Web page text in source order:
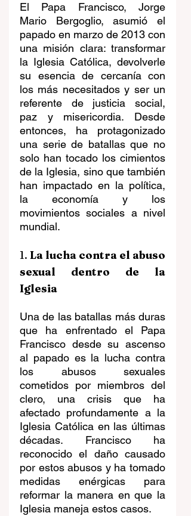
El Papa Francisco, Jorge
Mario Bergoglio, asumió el
papado en marzo de 2013 con
una misión clara: transformar
la Iglesia Católica, devolverle
su esencia de cercanía con
los más necesitados y ser un
referente de justicia social,
paz y misericordia. Desde
entonces, ha protagonizado
una serie de batallas que no
solo han tocado los cimientos
de la Iglesia, sino que también
han impactado en la política,
la economía y los
movimientos sociales a nivel
mundial.
1. La lucha contra el abuso
sexual dentro de la
Iglesia
Una de las batallas más duras
que ha enfrentado el Papa
Francisco desde su ascenso
al papado es la lucha contra
los abusos sexuales
cometidos por miembros del
clero, una crisis que ha
afectado profundamente a la
Iglesia Católica en las últimas
décadas. Francisco ha
reconocido el daño causado
por estos abusos y ha tomado
medidas enérgicas para
reformar la manera en que la
Iglesia maneja estos casos.